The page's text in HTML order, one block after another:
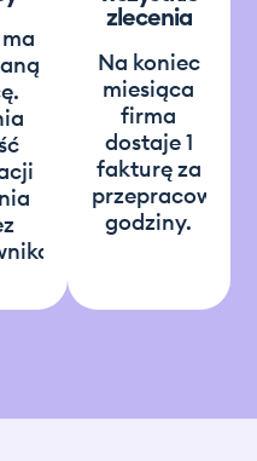
zlecenia
Na koniec
miesiąca
firma
dostaje 1
fakturę za
przepracowane
godziny.